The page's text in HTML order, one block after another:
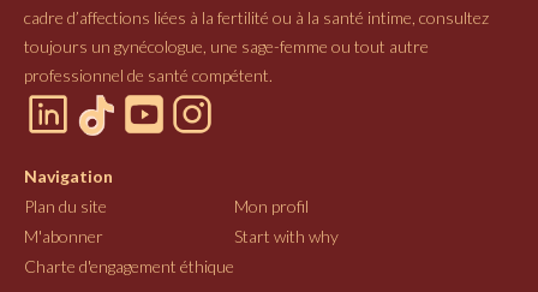
cadre d’affections liées à la fertilité ou à la santé intime, consultez
toujours un gynécologue, une sage-femme ou tout autre
professionnel de santé compétent.
Navigation
Plan du site
Mon profil
M'abonner
Start with why
Charte d'engagement éthique